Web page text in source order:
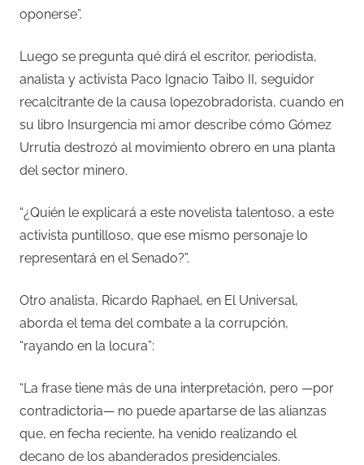
oponerse”.
Luego se pregunta qué dirá el escritor, periodista,
analista y activista Paco Ignacio Taibo II, seguidor
recalcitrante de la causa lopezobradorista, cuando en
su libro Insurgencia mi amor describe cómo Gómez
Urrutia destrozó al movimiento obrero en una planta
del sector minero.
“¿Quién le explicará a este novelista talentoso, a este
activista puntilloso, que ese mismo personaje lo
representará en el Senado?”.
Otro analista, Ricardo Raphael, en El Universal,
aborda el tema del combate a la corrupción,
“rayando en la locura”:
“La frase tiene más de una interpretación, pero —por
contradictoria— no puede apartarse de las alianzas
que, en fecha reciente, ha venido realizando el
decano de los abanderados presidenciales.